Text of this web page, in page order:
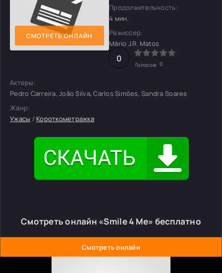
СМОТРЕТЬ ОНЛАЙН
Продолжительность:
4 мин.
Режиссер:
Mário J.R. Matos
0
Голосов: 0
Актеры:
Pedro Carreira, João Silva, Carlos Simões, Sandra Soares
Жанр:
Ужасы / Короткометражка
Смотреть онлайн «Smile 4 Me» бесплатно
Смотреть онлайн